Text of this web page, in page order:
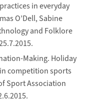
in everyday
O’Dell, Sabine
and Folklore
Making. Holiday
competition sports
Sport Association